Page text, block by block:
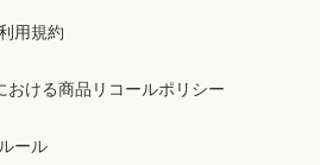
用規約
おける商品リコールポリシー
ール